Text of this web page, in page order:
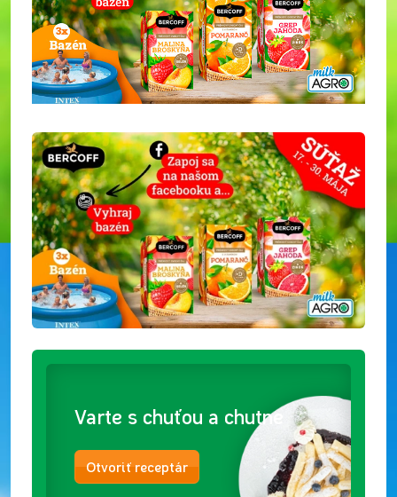
Varte s chuťou a chutne
Otvoriť receptár